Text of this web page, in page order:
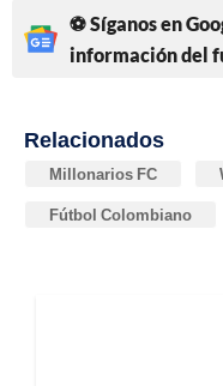
⚽ Síganos en
información del
Relacionados
Millonarios FC
Fútbol Colombiano